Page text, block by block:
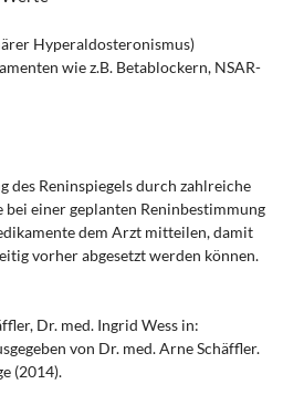
Hyperaldosteronismus)
wie z.B. Betablockern, NSAR-
des Reninspiegels durch zahlreiche
bei einer geplanten Reninbestimmung
dem Arzt mitteilen, damit
vorher abgesetzt werden können.
Dr. med. Ingrid Wess in:
von Dr. med. Arne Schäffler.
(2014).